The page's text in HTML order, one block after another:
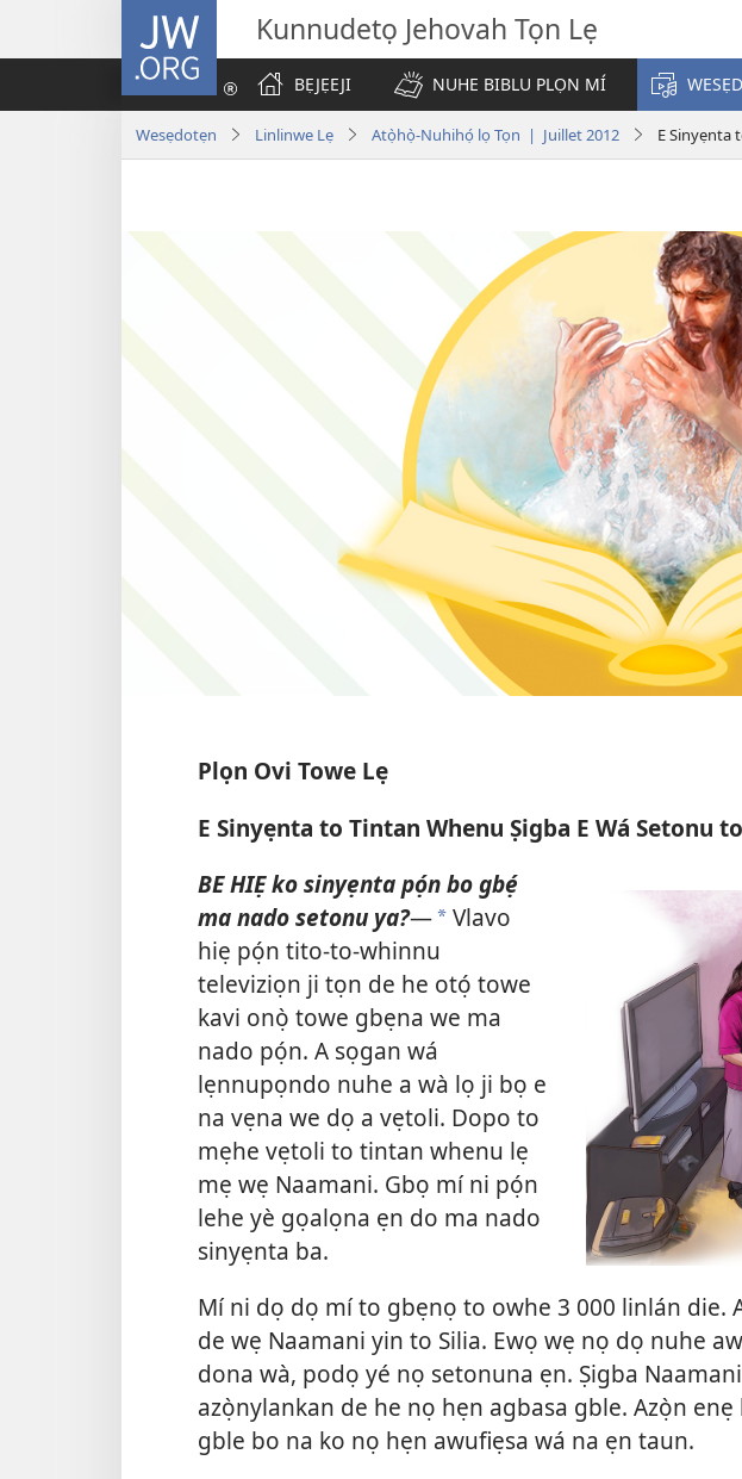
JW.ORG Kunnudetọ Jehovah Tọn Lẹ
BẸJẸEJI
NUHE BIBLU PLỌN MÍ
Wesẹdotẹn Linlinwe Lẹ Atọ̀họ̀-Nuhihọ́ lọ Tọn | Juillet 2012 E Sinyẹnta
Plọn Ovi Towe Lẹ
E Sinyẹnta to Tintan Whenu Ṣigba E Wá Setonu
BE HIẸ ko sinyẹnta pọ́n bo gbẹ́
ma nado setonu ya?—a Vlavo
hiẹ pọ́n tito-to-whinnu
televiziọn ji tọn de he otọ́ towe
kavi onọ̀ towe gbẹna we ma
nado pọ́n. A sọgan wá
lẹnnupọndo nuhe a wà lọ ji bọ e
na vẹna we dọ a vẹtoli. Dopo to
mẹhe vẹtoli to tintan whenu lẹ
mẹ wẹ Naamani. Gbọ mí ni pọ́n
lehe yè gọalọna ẹn do ma nado
sinyẹnta ba.
Mí ni dọ dọ mí to gbẹnọ to owhe 3 000 linlán die.
de wẹ Naamani yin to Silia. Ewọ wẹ nọ dọ nuhe
dona wà, podọ yé nọ setonuna ẹn. Ṣigba
azọ̀nylankan de he nọ hẹn agbasa gble. Azọ̀n
gble bo na ko nọ hẹn awufiẹsa wá na ẹn taun.